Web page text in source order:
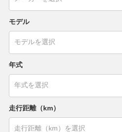
モデル
年式
走行距離（km）